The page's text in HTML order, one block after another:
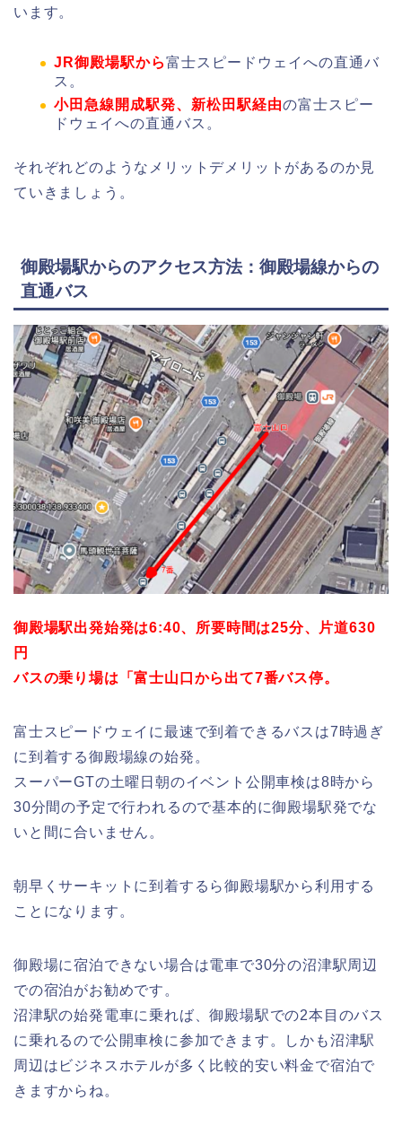
います。
JR御殿場駅から富士スピードウェイへの直通バ
ス。
小田急線開成駅発、新松田駅経由の富士スピー
ドウェイへの直通バス。
それぞれどのようなメリットデメリットがあるのか見
ていきましょう。
御殿場駅からのアクセス方法：御殿場線からの
直通バス
御殿場駅出発始発は6:40、所要時間は25分、片道630
円
バスの乗り場は「富士山口から出て7番バス停。
富士スピードウェイに最速で到着できるバスは7時過ぎ
に到着する御殿場線の始発。
スーパーGTの土曜日朝のイベント公開車検は8時から
30分間の予定で行われるので基本的に御殿場駅発でな
いと間に合いません。
朝早くサーキットに到着するら御殿場駅から利用する
ことになります。
御殿場に宿泊できない場合は電車で30分の沼津駅周辺
での宿泊がお勧めです。
沼津駅の始発電車に乗れば、御殿場駅での2本目のバス
に乗れるので公開車検に参加できます。しかも沼津駅
周辺はビジネスホテルが多く比較的安い料金で宿泊で
きますからね。